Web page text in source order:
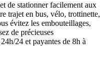
de stationner facilement aux
trajet en bus, vélo, trottinette,
évitez les embouteillages,
de précieuses
24 et payantes de 8h à